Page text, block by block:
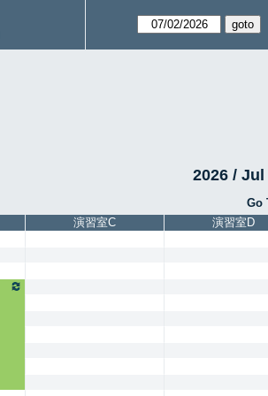
2026 /
Go
演習室C 演習室D